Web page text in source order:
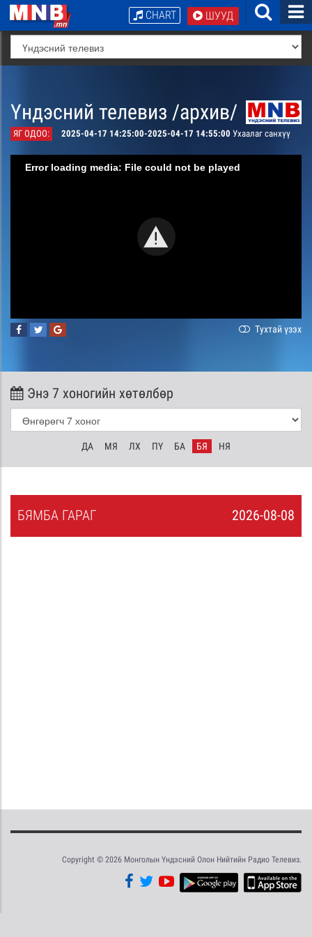
ШУУД
CHART
Үндэсний телевиз /архив/
ЯГ ОДОО: 2025-04-17 14:25:00-2025-04-17 14:55:00 Ухаалаг санхүү
Error loading media: File could not be played
Тухтай үзэх
Энэ 7 хоногийн хөтөлбөр
ДА МЯ ЛХ ПҮ БА БЯ НЯ
2026-08-08
БЯМБА ГАРАГ
Copyright © 2026 Монголын Үндэсний Олон Нийтийн Радио Телевиз.